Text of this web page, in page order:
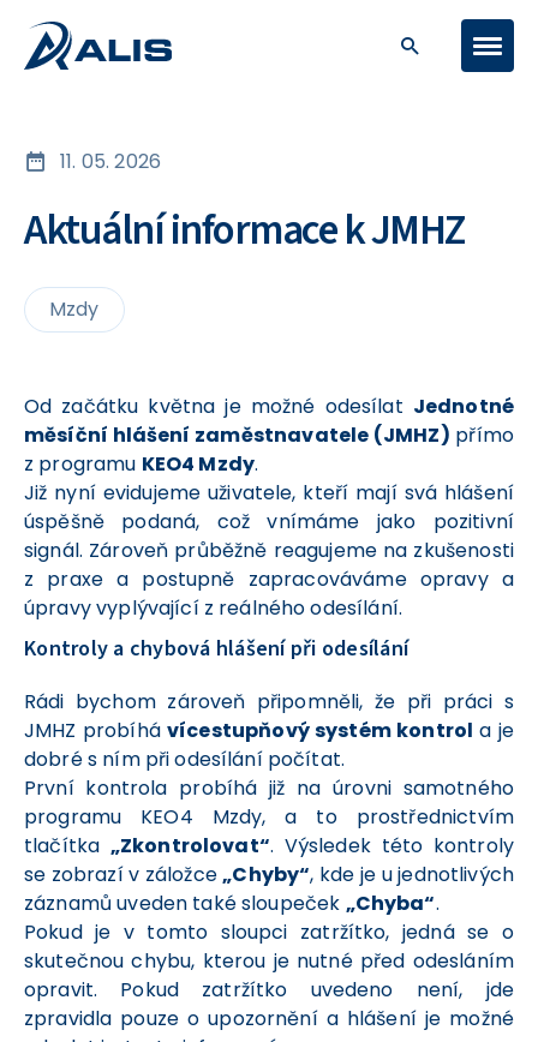
11. 05. 2026
Aktuální informace k JMHZ
Mzdy
Od začátku května je možné odesílat Jednotné
měsíční hlášení zaměstnavatele (JMHZ) přímo
z programu KEO4 Mzdy.
Již nyní evidujeme uživatele, kteří mají svá hlášení
úspěšně podaná, což vnímáme jako pozitivní
signál. Zároveň průběžně reagujeme na zkušenosti
z praxe a postupně zapracováváme opravy a
úpravy vyplývající z reálného odesílání.
Kontroly a chybová hlášení při odesílání
Rádi bychom zároveň připomněli, že při práci s
JMHZ probíhávícestupňový systém kontrol a je
dobré s ním při odesílání počítat.
První kontrola probíhá již na úrovni samotného
programu KEO4 Mzdy, a to prostřednictvím
tlačítka „Zkontrolovat“. Výsledek této kontroly
se zobrazí v záložce„Chyby“, kde je u jednotlivých
záznamů uveden také sloupeček „Chyba“.
Pokud je v tomto sloupci zatržítko, jedná se o
skutečnou chybu, kterou je nutné před odesláním
opravit. Pokud zatržítko uvedeno není, jde
zpravidla pouze o upozornění a hlášení je možné